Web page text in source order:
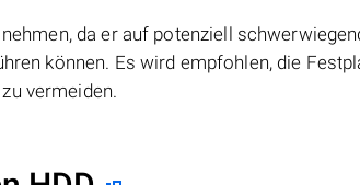
da er auf potenziell
können. Es wird empfohlen, die
vermeiden.